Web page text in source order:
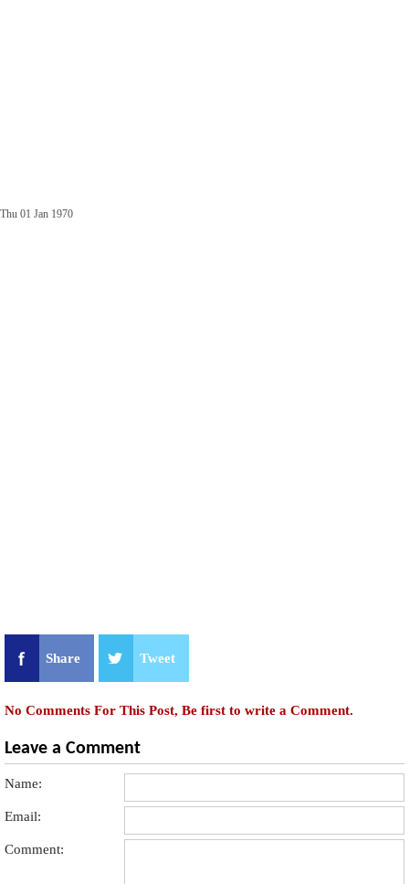
Thu 01 Jan 1970
Share Tweet
No Comments For This Post, Be first to write a Comment.
Leave a Comment
Name:
Email:
Comment: